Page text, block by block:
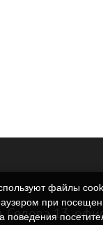
Седова 13,
файлы
при